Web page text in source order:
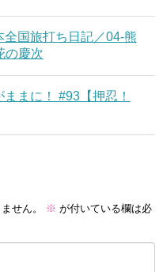
国旅打ち日記／04-熊
の慶次
まに！ #93【押忍！
せん。 ※ が付いている欄は必